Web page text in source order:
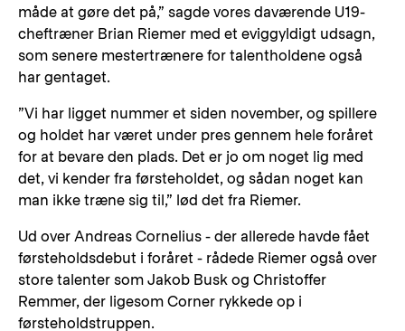
måde at gøre det på,” sagde vores daværende U19-
cheftræner Brian Riemer med et eviggyldigt udsagn,
som senere mestertrænere for talentholdene også
har gentaget.
”Vi har ligget nummer et siden november, og spillere
og holdet har været under pres gennem hele foråret
for at bevare den plads. Det er jo om noget lig med
det, vi kender fra førsteholdet, og sådan noget kan
man ikke træne sig til,” lød det fra Riemer.
Ud over Andreas Cornelius - der allerede havde fået
førsteholdsdebut i foråret - rådede Riemer også over
store talenter som Jakob Busk og Christoffer
Remmer, der ligesom Corner rykkede op i
førsteholdstruppen.